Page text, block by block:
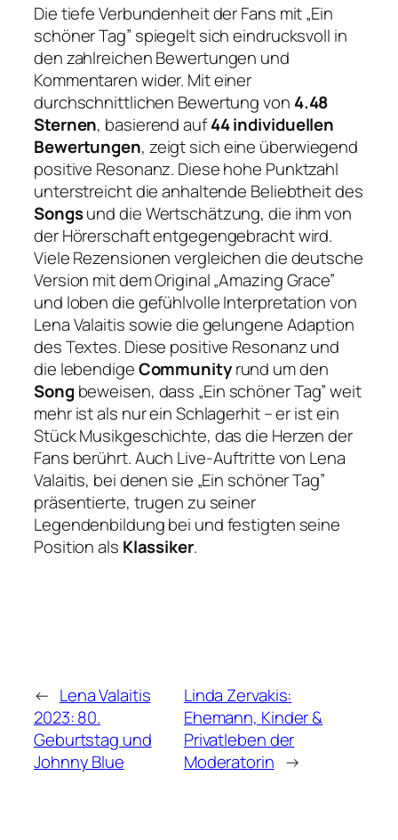
Die tiefe Verbundenheit der Fans mit „Ein
schöner Tag” spiegelt sich eindrucksvoll in
den zahlreichen Bewertungen und
Kommentaren wider. Mit einer
durchschnittlichen Bewertung von 4.48
Sternen, basierend auf44 individuellen
Bewertungen, zeigt sich eine überwiegend
positive Resonanz. Diese hohe Punktzahl
unterstreicht die anhaltende Beliebtheit des
Songsund die Wertschätzung, die ihm von
der Hörerschaft entgegengebracht wird.
Viele Rezensionen vergleichen die deutsche
Version mit dem Original „Amazing Grace”
und loben die gefühlvolle Interpretation von
Lena Valaitis sowie die gelungene Adaption
des Textes. Diese positive Resonanz und
die lebendigeCommunityrund um den
Song beweisen, dass „Ein schöner Tag” weit
mehr ist als nur ein Schlagerhit – er ist ein
Stück Musikgeschichte, das die Herzen der
Fans berührt. Auch Live-Auftritte von Lena
Valaitis, bei denen sie „Ein schöner Tag”
präsentierte, trugen zu seiner
Legendenbildung bei und festigten seine
Position als Klassiker.
← Lena Valaitis
2023: 80.
Geburtstag und
Johnny Blue
Linda Zervakis:
Ehemann, Kinder &
Privatleben der
Moderatorin →